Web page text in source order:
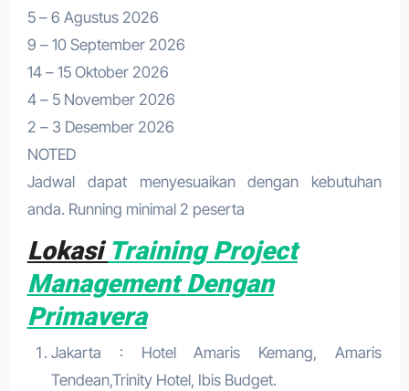
5 – 6 Agustus 2026
9 – 10 September 2026
14 – 15 Oktober 2026
4 – 5 November 2026
2 – 3 Desember 2026
NOTED
Jadwal dapat menyesuaikan dengan kebutuhan
anda. Running minimal 2 peserta
Lokasi Training Project
Management Dengan
Primavera
Jakarta : Hotel Amaris Kemang, Amaris
Tendean,Trinity Hotel, Ibis Budget.